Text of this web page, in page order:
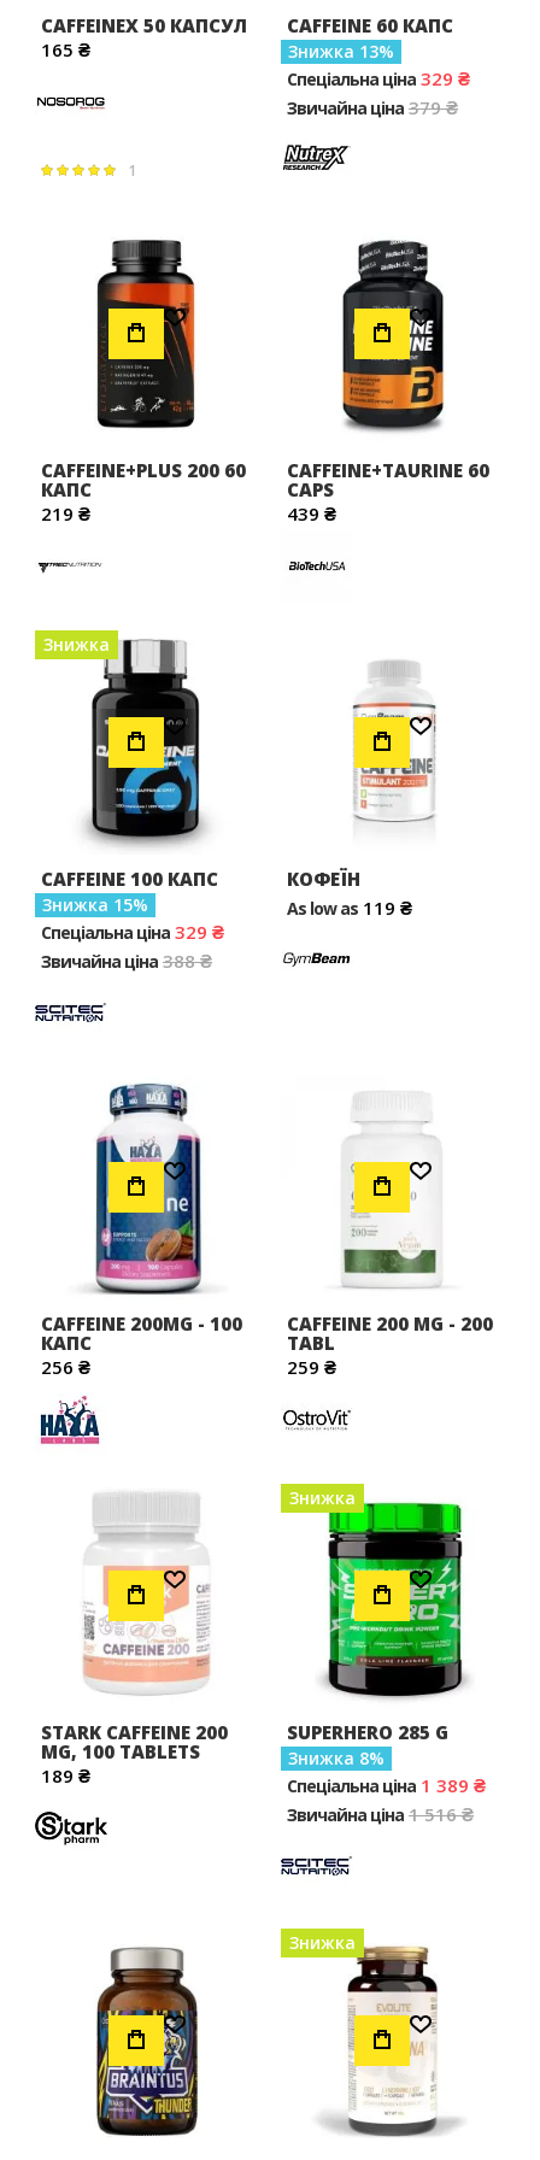
CAFFEINEX 50 КАПСУЛ
165 ₴
Рейтинг: 1
CAFFEINE 60 КАПС
Знижка 13
Спеціальна ціна 329 ₴
Звичайна ціна 379 ₴
Додати до Списку Бажань
CAFFEINE+PLUS 200 60
КАПC
219 ₴
CAFFEINE+TAURINE 60
CAPS
439 ₴
Додати до Списку Бажань
Знижка
CAFFEINE 100 КАПС
Знижка 15
Спеціальна ціна 329 ₴
Звичайна ціна 388 ₴
Додати до Списку Бажань
КОФЕЇН
As low as 119 ₴
Додати до Списку Бажань
CAFFEINE 200MG - 100
КАПС
256 ₴
Додати до Списку Бажань
CAFFEINE 200 MG - 200
TABL
259 ₴
Додати до Списку Бажань
STARK CAFFEINE 200
MG, 100 TABLETS
189 ₴
Додати до Списку Бажань
Знижка
SUPERHERO 285 G
Знижка 8
Спеціальна ціна 1 389 ₴
Звичайна ціна 1 516 ₴
Додати до Списку Бажань Додати до Списку Бажань
Знижка